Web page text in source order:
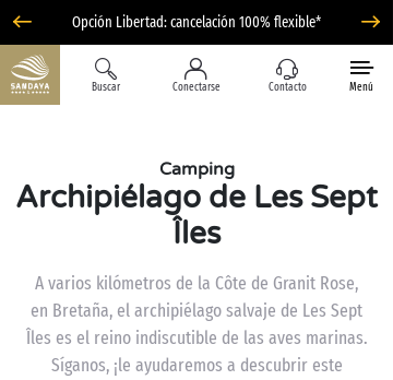
Opción Libertad: cancelación 100% flexible*
Buscar Conectarse Contacto Menú
Camping
Archipiélago de Les Sept
Îles
A varios kilómetros de la Côte de Granit Rose,
en Bretaña, el archipiélago salvaje de Les Sept
Îles es el reino indiscutible de las aves marinas.
Síganos, ¡le ayudaremos a descubrir este